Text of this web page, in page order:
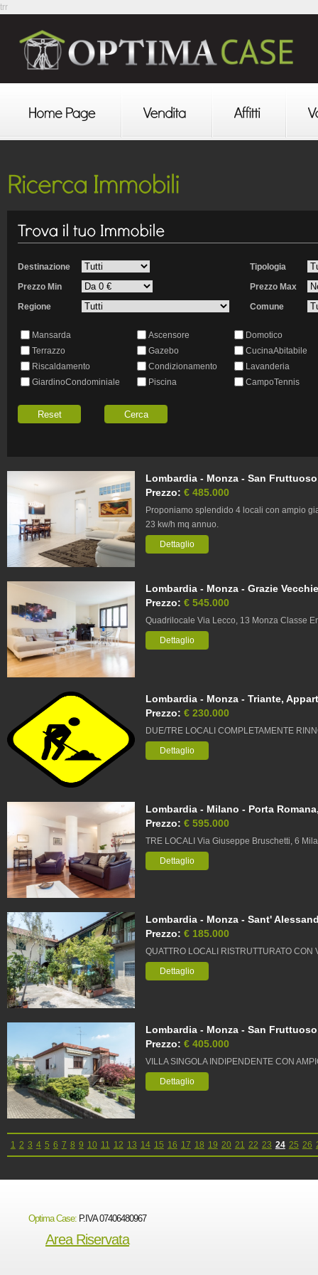
trr
Destinazione
Tipologia
Prezzo Min
Prezzo Max
Regione
Comune
Mansarda Ascensore
Domotico
Terrazzo
Gazebo
CucinaAbitabile
Riscaldamento
Condizionamento
Lavanderia
GiardinoCondominiale
Piscina CampoTennis
Lombardia - Monza - San
Prezzo: € 485.000
Proponiamo splendido 4 locali con ampio
23 kw/h mq annuo.
Dettaglio
Lombardia - Monza - Grazie
Prezzo: € 545.000
Quadrilocale Via Lecco, 13 Monza Classe
Dettaglio
Lombardia - Monza - Triante,
Prezzo: € 230.000
DUE/TRE LOCALI COMPLETAMENTE
Dettaglio
Lombardia - Milano - Porta
Prezzo: € 595.000
TRE LOCALI Via Giuseppe Bruschetti, 6
Dettaglio
Lombardia - Monza - Sant'
Prezzo: € 185.000
QUATTRO LOCALI RISTRUTTURATO CON
Dettaglio
Lombardia - Monza - San
Prezzo: € 405.000
VILLA SINGOLA INDIPENDENTE CON
Dettaglio
1 2 3 4 5 6 7 8 9 10 11 12 13 14 15 16 17 18 19 20 21 22 23 24 25 26
Optima Case: P.IVA 07406480967
Area Riservata